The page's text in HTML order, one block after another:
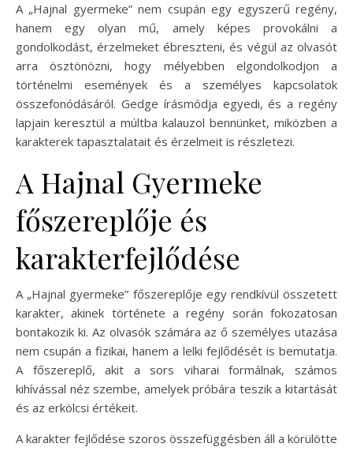
A „Hajnal gyermeke” nem csupán egy egyszerű regény,
hanem egy olyan mű, amely képes provokálni a
gondolkodást, érzelmeket ébreszteni, és végül az olvasót
arra ösztönözni, hogy mélyebben elgondolkodjon a
történelmi események és a személyes kapcsolatok
összefonódásáról. Gedge írásmódja egyedi, és a regény
lapjain keresztül a múltba kalauzol bennünket, miközben a
karakterek tapasztalatait és érzelmeit is részletezi.
A Hajnal Gyermeke
főszereplője és
karakterfejlődése
A „Hajnal gyermeke” főszereplője egy rendkívül összetett
karakter, akinek története a regény során fokozatosan
bontakozik ki. Az olvasók számára az ő személyes utazása
nem csupán a fizikai, hanem a lelki fejlődését is bemutatja.
A főszereplő, akit a sors viharai formálnak, számos
kihívással néz szembe, amelyek próbára teszik a kitartását
és az erkölcsi értékeit.
A karakter fejlődése szoros összefüggésben áll a körülötte